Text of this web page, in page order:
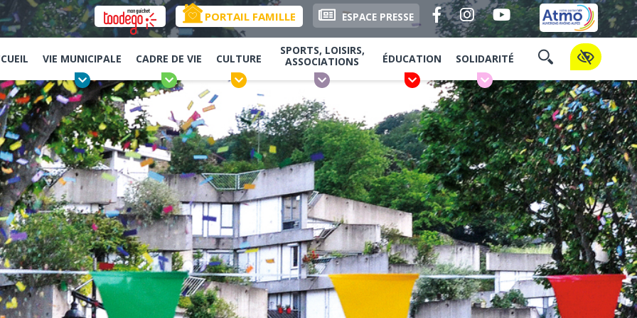
PORTAIL FAMILLE ESPACE PRESSE
VIE MUNICIPALE CADRE DE VIE CULTURE
SPORTS, LOISIRS,
ASSOCIATIONS
ÉDUCATION SOLIDARITÉ